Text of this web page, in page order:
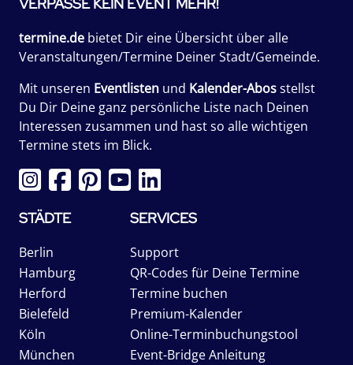
termine.de bietet Dir eine Übersicht über alle
Veranstaltungen/Termine Deiner Stadt/Gemeinde.
Mit unseren Eventlisten und Kalender-Abosstellst
Du Dir Deine ganz persönliche Liste nach Deinen
Interessen zusammen und hast so alle wichtigen
Termine stets im Blick.
STÄDTE
Berlin
Hamburg
Herford
Bielefeld
Köln
München
SERVICES
Support
QR-Codes für Deine Termine
Termine buchen
Premium-Kalender
Online-Terminbuchungstool
Event-Bridge Anleitung